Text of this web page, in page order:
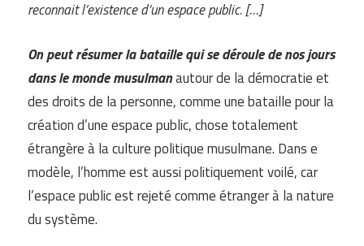
reconnait l’existence d’un espace public. […]
On peut résumer la bataille qui se déroule de nos jours
dans le monde musulmanautour de la démocratie et
des droits de la personne, comme une bataille pour la
création d’une espace public, chose totalement
étrangère à la culture politique musulmane. Dans e
modèle, l’homme est aussi politiquement voilé, car
l’espace public est rejeté comme étranger à la nature
du système.